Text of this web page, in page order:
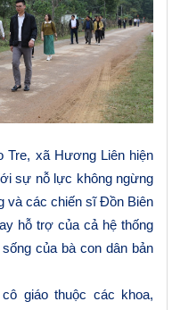
Tre, xã Hương Liên hiện
sự nỗlực không ngừng
và các chiến sĩ Đồn Biên
hỗ trợ của cả hệ thống
của bà con dân bản
giáo thuộc các khoa,